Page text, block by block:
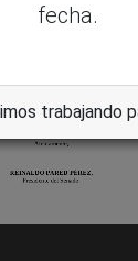
fecha.
trabajando